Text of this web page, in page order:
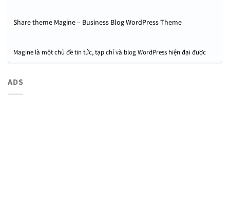
Share theme Magine – Business Blog WordPress Theme
Magine là một chủ đề tin tức, tạp chí và blog WordPress hiện đại được
thiết kế đặc biệt cho các blog kinh doanh. Nhờ các tiện ích Elementor tùy
cục trang / bài đăng độc đáo của riêng mình trong một vài cú nhấp
chuột.
ADS